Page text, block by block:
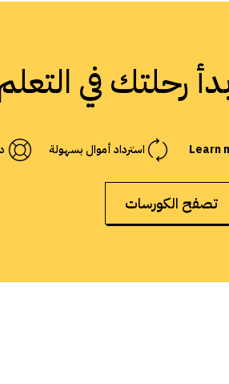
رحلتك في
استرداد أموال بسهولة
تصفح الكورسات